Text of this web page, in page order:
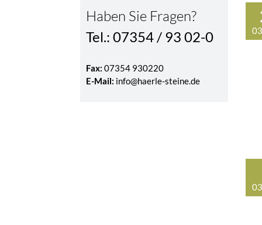
Haben Sie Fragen?
Tel.: 07354 / 93 02-0
Fax: 07354 930220
E-Mail: info@haerle-steine.de